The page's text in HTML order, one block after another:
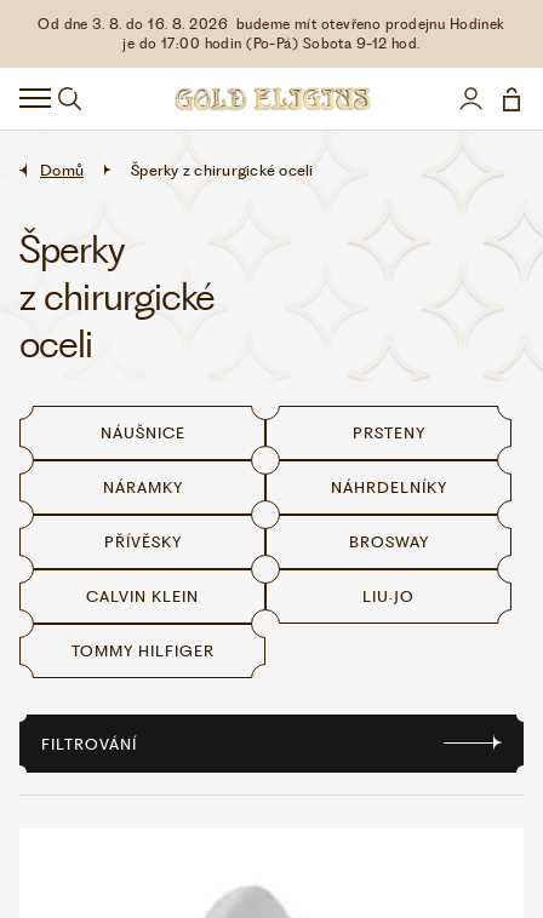
Od dne 3. 8. do 16. 8. 2026 budeme mít otevřeno prodejnu Hodinek
je do 17:00 hodin (Po-Pá) Sobota 9-12 hod.
HODINKY
DOPLŇKY
ŠPERKY
AKCE
LIMITOVANÉ EDICE
VŠE O NÁKUPU
KONTAKT
WHATSAPP VIBER
VOLEJTE 9:00–18:00
Domů Šperky z chirurgické oceli
Šperky
z chirurgické
oceli
NÁUŠNICE PRSTENY
NÁRAMKY NÁHRDELNÍKY
PŘÍVĚSKY BROSWAY
CALVIN KLEIN LIU·JO
TOMMY HILFIGER
FILTROVÁNÍ